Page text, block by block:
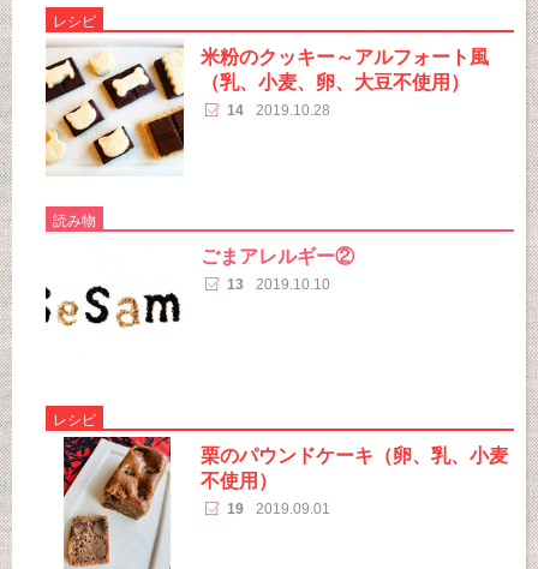
レシピ
米粉のクッキー～アルフォート風
（乳、小麦、卵、大豆不使用）
14 2019.10.28
読み物
ごまアレルギー②
13 2019.10.10
レシピ
栗のパウンドケーキ（卵、乳、小麦
不使用）
19 2019.09.01